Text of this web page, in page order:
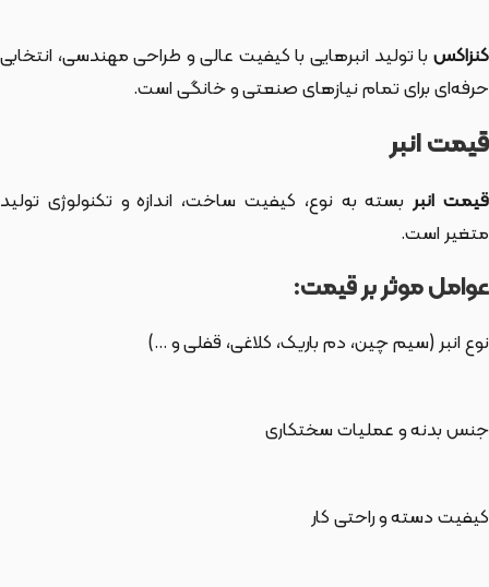
کنزاکس با تولید انبرهایی با کیفیت عالی و طراحی مهندسی، انتخابی
حرفه‌ای برای تمام نیازهای صنعتی و خانگی است.
قیمت انبر
قیمت انبربسته به نوع، کیفیت ساخت، اندازه و تکنولوژی تولید
متغیر است.
عوامل موثر بر قیمت:
نوع انبر (سیم چین، دم باریک، کلاغی، قفلی و …)
جنس بدنه و عملیات سختکاری
کیفیت دسته و راحتی کار